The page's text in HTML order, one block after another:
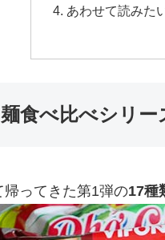
あわせて読みた
食べ比べシリー
ってきた第1弾の17種